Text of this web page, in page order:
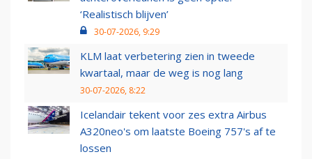
‘Realistisch blijven’
30-07-2026, 9:29
KLM laat verbetering zien in tweede
kwartaal, maar de weg is nog lang
30-07-2026, 8:22
Icelandair tekent voor zes extra Airbus
A320neo's om laatste Boeing 757's af te
lossen